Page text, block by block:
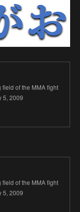
of the MMA fight
5, 2009
of the MMA fight
5, 2009